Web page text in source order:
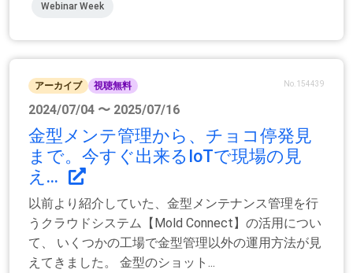
Webinar Week
アーカイブ 視聴無料 No.154439
2024/07/04 〜 2025/07/16
金型メンテ管理から、チョコ停発見
まで。今すぐ出来るIoTで現場の見
え...
以前より紹介していた、金型メンテナンス管理を行
うクラウドシステム【Mold Connect】の活用につい
て、 いくつかの工場で金型管理以外の運用方法が見
えてきました。 金型のショット...